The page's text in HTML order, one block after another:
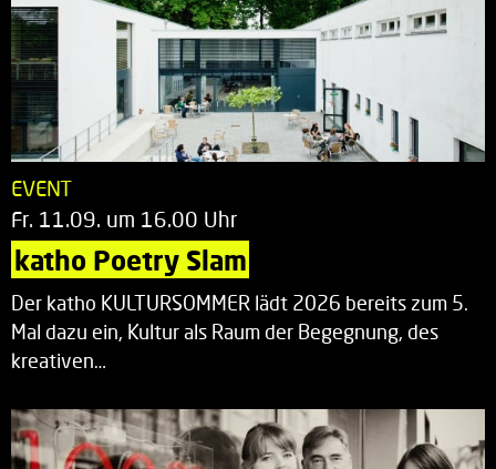
EVENT
Fr. 11.09. um 16.00 Uhr
katho Poetry Slam
Der katho KULTURSOMMER lädt 2026 bereits zum 5.
Mal dazu ein, Kultur als Raum der Begegnung, des
kreativen…